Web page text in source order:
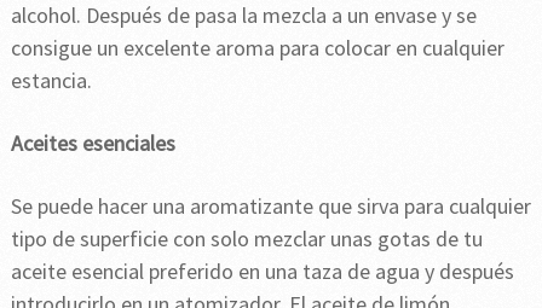
alcohol. Después de pasa la mezcla a un envase y se
consigue un excelente aroma para colocar en cualquier
estancia.
Aceites esenciales
Se puede hacer una aromatizante que sirva para cualquier
tipo de superficie con solo mezclar unas gotas de tu
aceite esencial preferido en una taza de agua y después